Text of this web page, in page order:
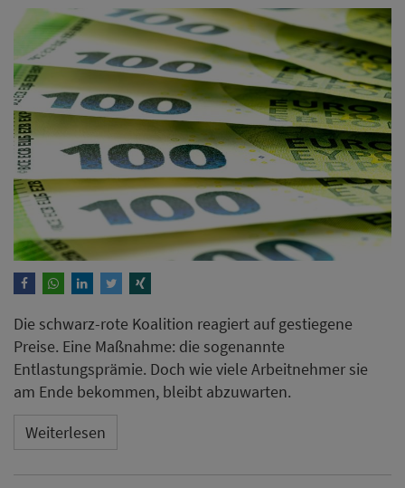
Die schwarz-rote Koalition reagiert auf gestiegene
Preise. Eine Maßnahme: die sogenannte
Entlastungsprämie. Doch wie viele Arbeitnehmer sie
am Ende bekommen, bleibt abzuwarten.
Weiterlesen